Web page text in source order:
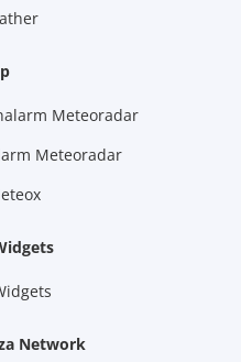
Meteoradar
Meteoradar
Network